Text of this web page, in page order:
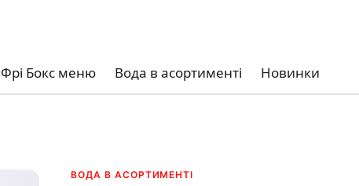
Фрі Бокс меню Вода в асортименті Новинки
ВОДА В АСОРТИМЕНТІ